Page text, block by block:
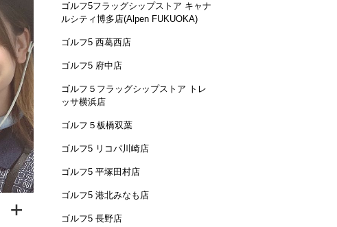
ゴルフ5フラッグシップストア キャナ
ルシティ博多店(Alpen FUKUOKA)
ゴルフ5 西葛西店
ゴルフ5 府中店
ゴルフ５フラッグシップストア トレ
ッサ横浜店
ゴルフ５板橋双葉
ゴルフ5 リコパ川崎店
ゴルフ5 平塚田村店
ゴルフ5 港北みなも店
ゴルフ5 長野店